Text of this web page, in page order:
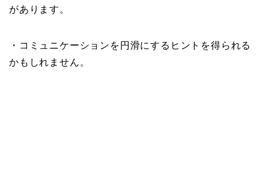
があります。
・コミュニケーションを円滑にするヒントを得られる
かもしれません。